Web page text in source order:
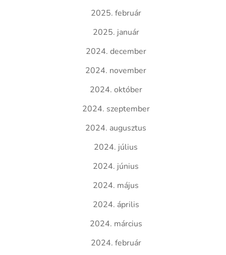
2025. február
2025. január
2024. december
2024. november
2024. október
2024. szeptember
2024. augusztus
2024. július
2024. június
2024. május
2024. április
2024. március
2024. február